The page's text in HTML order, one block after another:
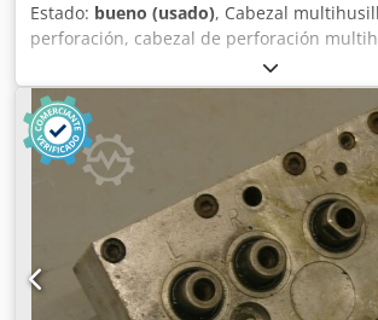
Estado: bueno (usado), Cabezal
perforación, cabezal de perforación
multihusillo articulado, taladradora de
perforación para espigas, taladradora
transmisión de perforación -Cantidad:
Portabrocas: M8 -Rotación: alterna, a
Distancia entre brocas: 32 mm -Cantidad:
perforación disponibles -Precio: por
240/70/A80 mm Cjdpfsb A R Rrox Alfsha -